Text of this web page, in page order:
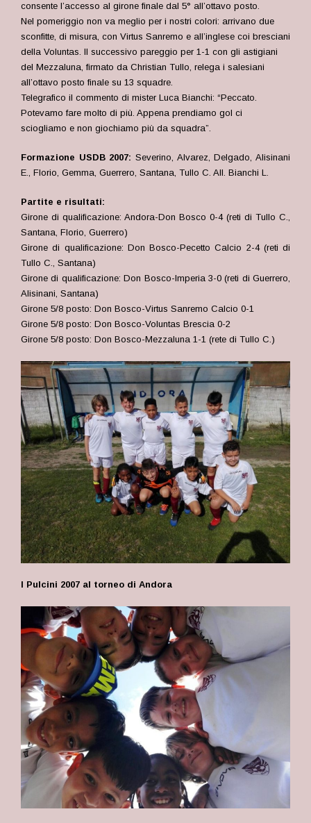
consente l’accesso al girone finale dal 5° all’ottavo posto.
Nel pomeriggio non va meglio per i nostri colori: arrivano due
sconfitte, di misura, con Virtus Sanremo e all’inglese coi bresciani
della Voluntas. Il successivo pareggio per 1-1 con gli astigiani
del Mezzaluna, firmato da Christian Tullo, relega i salesiani
all’ottavo posto finale su 13 squadre.
Telegrafico il commento di mister Luca Bianchi: “Peccato.
Potevamo fare molto di più. Appena prendiamo gol ci
sciogliamo e non giochiamo più da squadra”.
Formazione USDB 2007: Severino, Alvarez, Delgado, Alisinani
E., Florio, Gemma, Guerrero, Santana, Tullo C. All. Bianchi L.
Partite e risultati:
Girone di qualificazione: Andora-Don Bosco 0-4 (reti di Tullo C.,
Santana, Florio, Guerrero)
Girone di qualificazione: Don Bosco-Pecetto Calcio 2-4 (reti di
Tullo C., Santana)
Girone di qualificazione: Don Bosco-Imperia 3-0 (reti di Guerrero,
Alisinani, Santana)
Girone 5/8 posto: Don Bosco-Virtus Sanremo Calcio 0-1
Girone 5/8 posto: Don Bosco-Voluntas Brescia 0-2
Girone 5/8 posto: Don Bosco-Mezzaluna 1-1 (rete di Tullo C.)
I Pulcini 2007 al torneo di Andora